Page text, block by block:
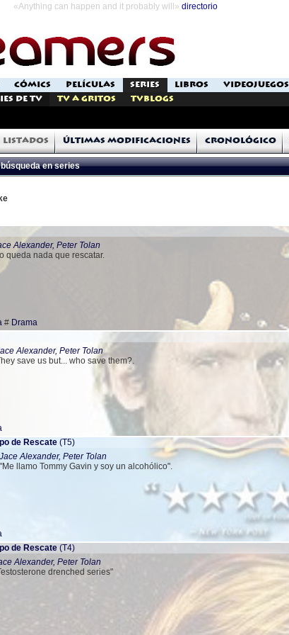
«Anything can happen and it probably will» directorio
CÓMICS PELÍCULAS SERIES LIBROS VIDEOJUEGOS
de TV
TV a Gritos TVblogs
Listados Últimas modificaciones Cronológico
en series
Alexander, Peter Tolan
queda nada que rescatar.
# Drama
Alexander, Peter Tolan
save us but... who save them?.
de Rescate (T5)
Jace Alexander, Peter Tolan
"Me llamo Tommy Gavin y soy un alcohólico".
de Rescate (T4)
Alexander, Peter Tolan
drenched series"